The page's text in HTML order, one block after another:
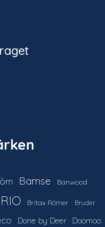
Bamse Banwood
Britax Römer Bruder
Done by Deer Doomoo